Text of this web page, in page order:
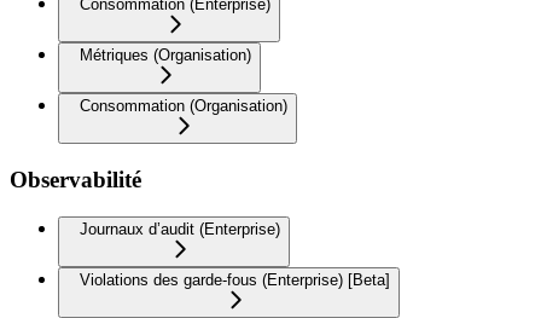
Consommation (Enterprise)
Métriques (Organisation)
Consommation (Organisation)
Observabilité
Journaux d’audit (Enterprise)
Violations des garde-fous (Enterprise) [Beta]